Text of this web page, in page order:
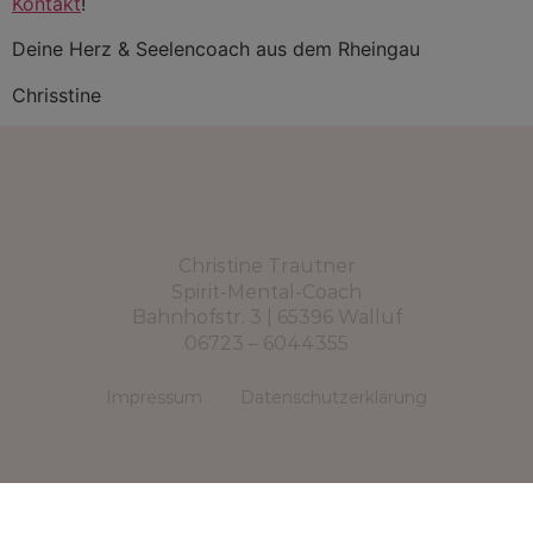
Deine Herz & Seelencoach aus dem Rheingau
Chrisstine
Christine Trautner
Spirit-Mental-Coach
Bahnhofstr. 3 | 65396 Walluf
06723 – 6044355
Impressum Datenschutzerklärung